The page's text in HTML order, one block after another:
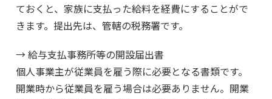
ておくと、家族に支払った給料を経費にすることがで
きます。提出先は、管轄の税務署です。
→ 給与支払事務所等の開設届出書
個人事業主が従業員を雇う際に必要となる書類です。
開業時から従業員を雇う場合は必要ありません。開業